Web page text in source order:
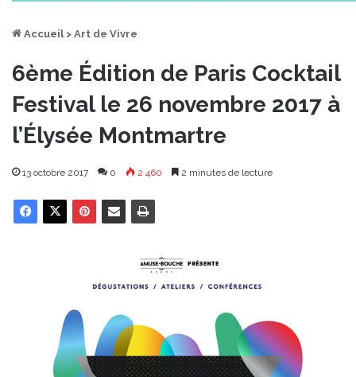
Accueil > Art de Vivre
6ème Édition de Paris Cocktail
Festival le 26 novembre 2017 à
l’Élysée Montmartre
13 octobre 2017 0 2 460 2 minutes de lecture